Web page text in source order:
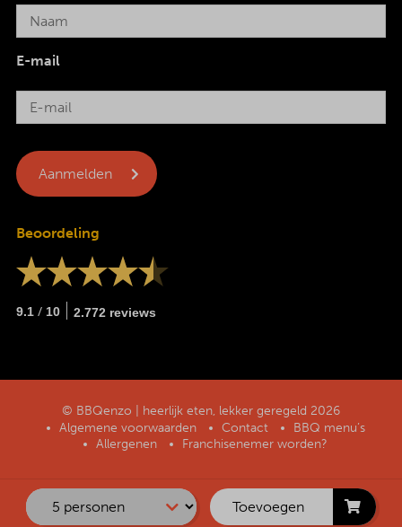
Toevoegen
E-mail
Beoordeling
9.1 / 10 2.772 reviews
© BBQenzo | heerlijk eten, lekker geregeld 2026
Algemene voorwaarden
Contact
BBQ menu’s
Allergenen
Franchisenemer worden?